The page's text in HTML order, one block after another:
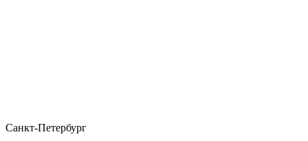
Санкт-Петербург